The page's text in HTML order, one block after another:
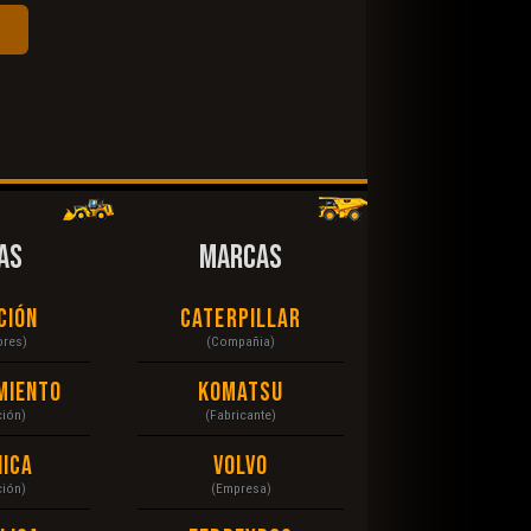
MARCAS
Caterpillar
(Compañia)
Komatsu
(Fabricante)
Volvo
(Empresa)